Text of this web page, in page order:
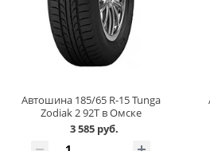
Автошина 185/65 R-15 Tunga
Zodiak 2 92T в Омске
3 585 руб.